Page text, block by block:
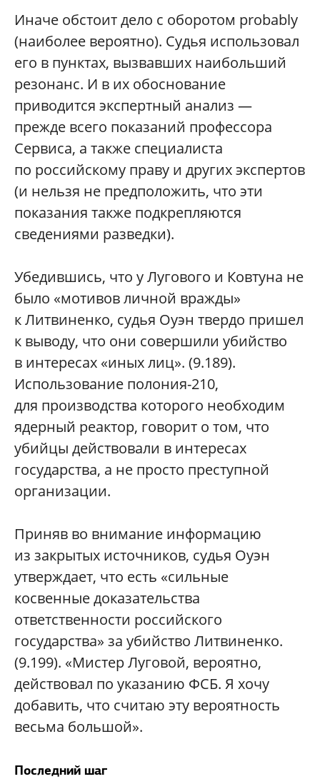
Иначе обстоит дело с оборотом probably
(наиболее вероятно). Судья использовал
его в пунктах, вызвавших наибольший
резонанс. И в их обоснование
приводится экспертный анализ —
прежде всего показаний профессора
Сервиса, а также специалиста
по российскому праву и других экспертов
(и нельзя не предположить, что эти
показания также подкрепляются
сведениями разведки).
Убедившись, что у Лугового и Ковтуна не
было «мотивов личной вражды»
к Литвиненко, судья Оуэн твердо пришел
к выводу, что они совершили убийство
в интересах «иных лиц». (9.189).
Использование полония-210,
для производства которого необходим
ядерный реактор, говорит о том, что
убийцы действовали в интересах
государства, а не просто преступной
организации.
Приняв во внимание информацию
из закрытых источников, судья Оуэн
утверждает, что есть «сильные
косвенные доказательства
ответственности российского
государства» за убийство Литвиненко.
(9.199). «Мистер Луговой, вероятно,
действовал по указанию ФСБ. Я хочу
добавить, что считаю эту вероятность
весьма большой».
Последний шаг